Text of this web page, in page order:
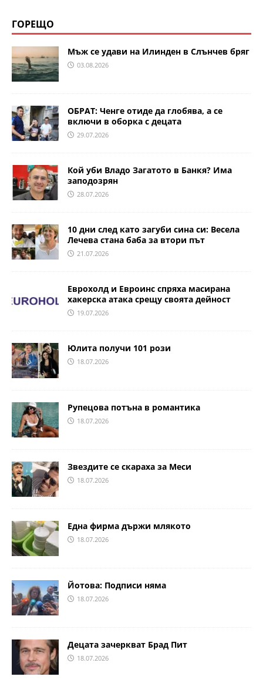
ГОРЕЩО
Мъж се удави на Илинден в Слънчев бряг
03.08.2026
ОБРАТ: Ченге отиде да глобява, а се
включи в оборка с децата
29.07.2026
Кой уби Владо Загатото в Банкя? Има
заподозрян
28.07.2026
10 дни след като загуби сина си: Весела
Лечева стана баба за втори път
21.07.2026
Еврохолд и Евроинс спряха масирана
хакерска атака срещу своята дейност
19.07.2026
Юлита получи 101 рози
18.07.2026
Рупецова потъна в романтика
18.07.2026
Звездите се скараха за Меси
18.07.2026
Една фирма държи млякото
18.07.2026
Йотова: Подписи няма
18.07.2026
Децата зачеркват Брад Пит
18.07.2026